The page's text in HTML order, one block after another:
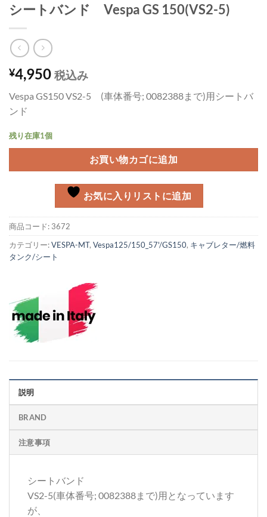
シートバンド Vespa GS 150(VS2-5)
¥4,950 税込み
Vespa GS150 VS2-5 (車体番号; 0082388まで)用シートバ
ンド
残り在庫1個
お買い物カゴに追加
お気に入りリストに追加
商品コード: 3672
カテゴリー:VESPA-MT, Vespa125/150_57'/GS150, キャブレター/燃料
タンク/シート
説明
BRAND
注意事項
シートバンド
VS2-5(車体番号; 0082388まで)用となっています
が、